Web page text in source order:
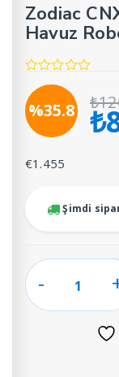
Zodiac
Havuz
₺
₺
%35.8
€1.455
Şimdi